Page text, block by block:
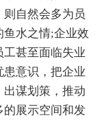
自然会多为员
水之情;企业效
甚至面临失业
意识，把企业
谋划策，推动
的展示空间和发